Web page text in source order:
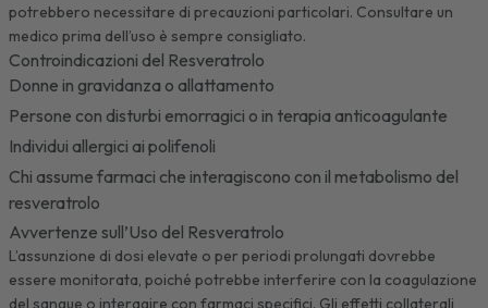
potrebbero necessitare di precauzioni particolari. Consultare un
medico prima dell’uso è sempre consigliato.
Controindicazioni del Resveratrolo
Donne in gravidanza o allattamento
Persone con disturbi emorragici o in terapia anticoagulante
Individui allergici ai polifenoli
Chi assume farmaci che interagiscono con il metabolismo del
resveratrolo
Avvertenze sull’Uso del Resveratrolo
L’assunzione di dosi elevate o per periodi prolungati dovrebbe
essere monitorata, poiché potrebbe interferire con la coagulazione
del sangue o interagire con farmaci specifici. Gli effetti collaterali